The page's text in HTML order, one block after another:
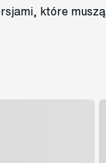
które